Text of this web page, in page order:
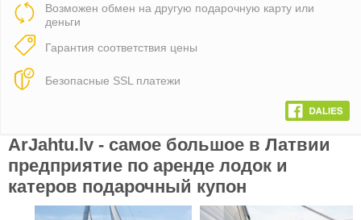
Возможен обмен на другую подарочную карту или
деньги
Гарантия соответствия цены
Безопасные SSL платежи
ArJahtu.lv - самое большое в Латвии
предприятие по аренде лодок и
катеров подарочный купон